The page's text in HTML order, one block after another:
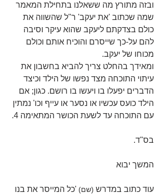
ובזה מתורץ מה ששאלנו בתחילת המאמר
שמה שכתוב 'את יעקב' ר"ל שהשווה את
כולם בצדקתם ליעקב שהוא עיקר וסיבה
להם על-כך שייסרם והוכיח אותם וכולם
מכוחו של יעקב.
ומאידך בהחלט צריך להביא בחשבון את
עיתוי התוכחה מצד נפשו של הילד וכיצד
הדברים יפעלו בו ויעשו בו רושם. כגון; אם
הילד כועס עכשיו או נסער או עייף וכו' נמתין
עם התוכחה עד לשעת הכושר המתאימה 4.
בס"ד.
המשך יבוא
עוד כתוב במדרש (שם) 'כל המייסר את בנו